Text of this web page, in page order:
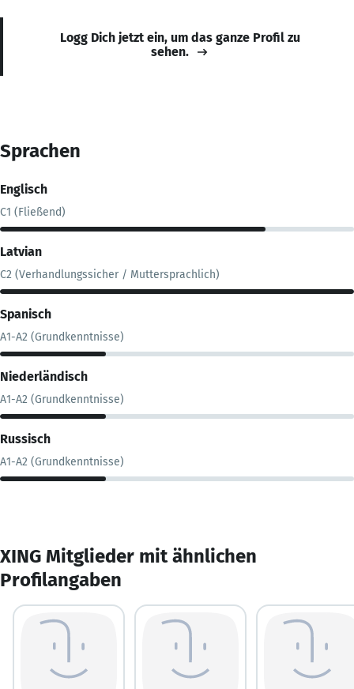
Logg Dich jetzt ein, um das ganze Profil zu
sehen.
Sprachen
Englisch
C1 (Fließend)
Latvian
C2 (Verhandlungssicher / Muttersprachlich)
Spanisch
A1-A2 (Grundkenntnisse)
Niederländisch
A1-A2 (Grundkenntnisse)
Russisch
A1-A2 (Grundkenntnisse)
XING Mitglieder mit ähnlichen
Profilangaben